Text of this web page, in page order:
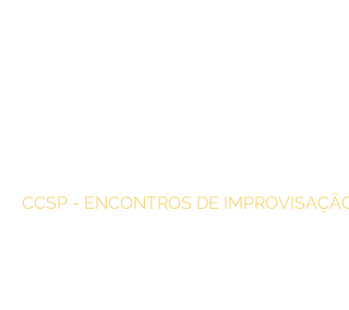
CCSP - ENCONTROS DE IMPROVISAÇĀO